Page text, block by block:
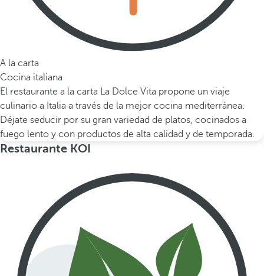
A la carta
Cocina italiana
El restaurante a la carta La Dolce Vita propone un viaje
culinario a Italia a través de la mejor cocina mediterránea.
Déjate seducir por su gran variedad de platos, cocinados a
fuego lento y con productos de alta calidad y de temporada.
Restaurante KOI